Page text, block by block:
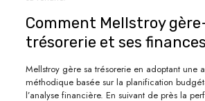
Comment Mellstroy
trésorerie et ses
Mellstroy gère sa trésorerie en adoptant une
méthodique basée sur la planification
l’analyse financière. En suivant de près la